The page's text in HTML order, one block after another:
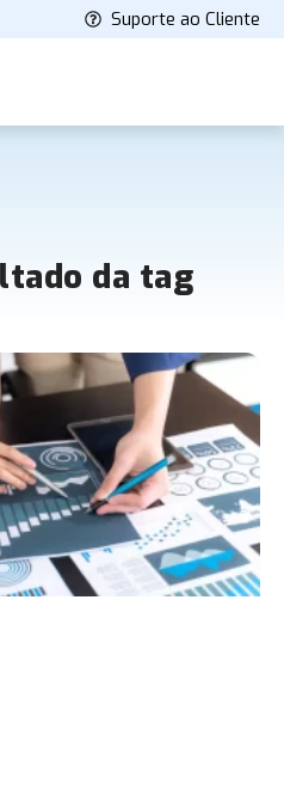
Suporte ao Cliente
da tag